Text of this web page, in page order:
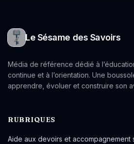
Le Sésame des Savoirs
Média de référence dédié à
continue et à l’orientation. Une
apprendre, évoluer et construire son
RUBRIQUES
Aide aux devoirs et accompagnement